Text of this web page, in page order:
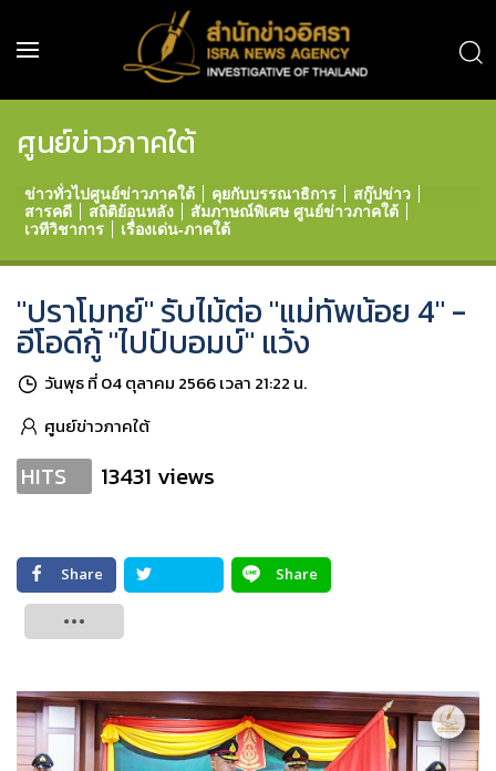
ศูนย์ข่าวภาคใต้
ข่าวทั่วไปศูนย์ข่าวภาคใต้ คุยกับบรรณาธิการ
สกู๊ปข่าว
สารคดี
สถิติย้อนหลัง
สัมภาษณ์พิเศษ ศูนย์ข่าวภาคใต้
เวทีวิชาการ
เรื่องเด่น-ภาคใต้
"ปราโมทย์" รับไม้ต่อ "แม่ทัพน้อย 4" -
อีโอดีกู้ "ไปป์บอมบ์" แว้ง
วันพุธ ที่ 04 ตุลาคม 2566 เวลา 21:22 น.
ศูนย์ข่าวภาคใต้
HITS 13431 views
Share
Share